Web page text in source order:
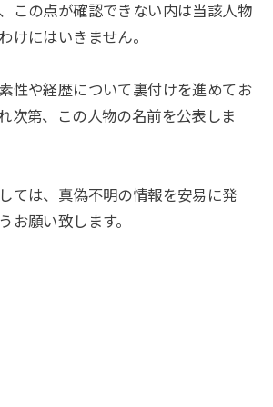
この点が確認できない内は当該人物
けにはいきません。
性や経歴について裏付けを進めてお
次第、この人物の名前を公表しま
ては、真偽不明の情報を安易に発
お願い致します。